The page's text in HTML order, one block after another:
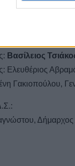
συγκροτήθηκε
Μαμάκος,
Βασίλειος
Ελευθέριος
Γακιοπούλου,